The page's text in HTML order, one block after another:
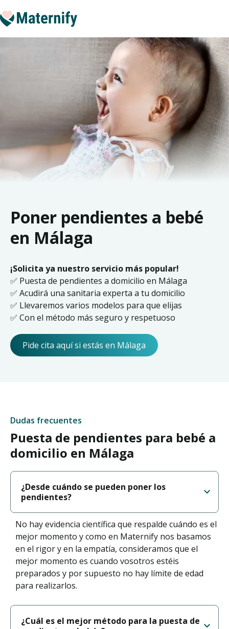
Poner pendientes a bebé
en Málaga
¡Solicita ya nuestro servicio más popular!
✅ Puesta de pendientes a domicilio en Málaga
✅ Acudirá una sanitaria experta a tu domicilio
✅ Llevaremos varios modelos para que elijas
✅ Con el método más seguro y respetuoso
Pide cita aquí si estás en Málaga
Dudas frecuentes
Puesta de pendientes para bebé a
domicilio en Málaga
¿Desde cuándo se pueden poner los
pendientes?
No hay evidencia científica que respalde cuándo es el
mejor momento y como en Maternify nos basamos
en el rigor y en la empatía, consideramos que el
mejor momento es cuando vosotros estéis
preparados y por supuesto no hay límite de edad
para realizarlos.
¿Cuál es el mejor método para la puesta de